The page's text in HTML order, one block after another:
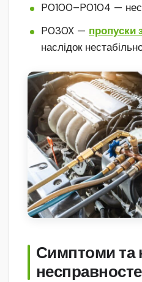
P0100–P0104 —
P030X — пропуски
наслідок
Симптоми та